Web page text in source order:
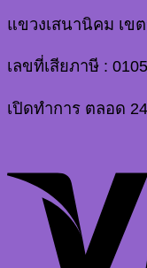
แขวงเสนานิคม เข
เลขที่เสียภาษี :
เปิดทำการ ตลอด